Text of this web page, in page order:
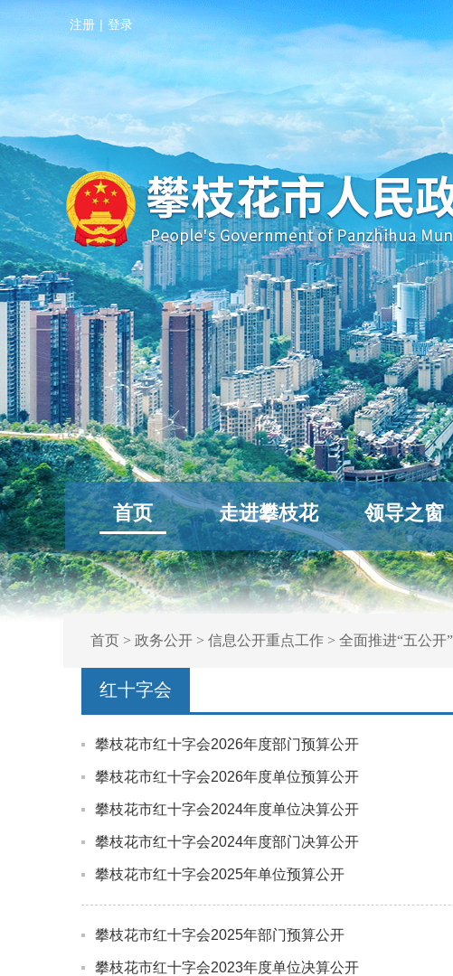
注册 | 登录
首页 走进攀枝花 领导之窗
首页> 政务公开> 信息公开重点工作> 全面推进“五公开”
红十字会
攀枝花市红十字会2026年度部门预算公开
攀枝花市红十字会2026年度单位预算公开
攀枝花市红十字会2024年度单位决算公开
攀枝花市红十字会2024年度部门决算公开
攀枝花市红十字会2025年单位预算公开
攀枝花市红十字会2025年部门预算公开
攀枝花市红十字会2023年度单位决算公开